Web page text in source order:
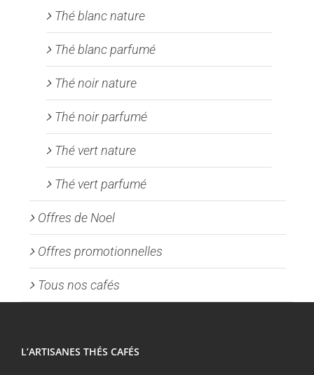
Thé blanc nature
Thé blanc parfumé
Thé noir nature
Thé noir parfumé
Thé vert nature
Thé vert parfumé
Offres de Noel
Offres promotionnelles
Tous nos cafés
L’ARTISANES THÉS CAFÉS